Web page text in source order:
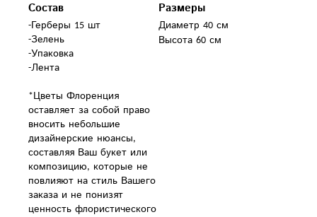
Состав
-Герберы 15 шт
-Зелень
-Упаковка
-Лента
*Цветы Флоренция
оставляет за собой право
вносить небольшие
дизайнерские нюансы,
составляя Ваш букет или
композицию, которые не
повлияют на стиль Вашего
заказа и не понизят
ценность флористического
Размеры
Диаметр 40 см
Высота 60 см